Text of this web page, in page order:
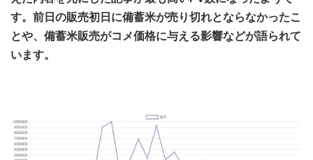
す。前日の販売初日に備蓄米が売り切れとならなかったこ
とや、備蓄米販売がコメ価格に与える影響などが語られて
います。